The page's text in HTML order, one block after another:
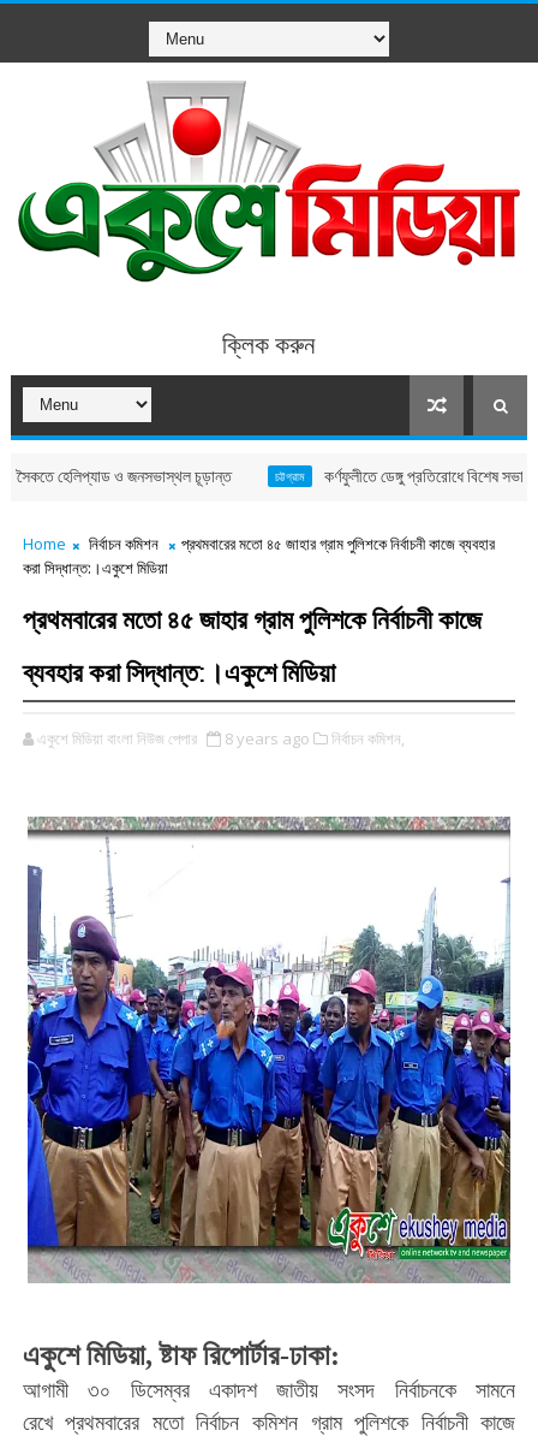
ক্লিক করুন
হেলিপ্যাড ও জনসভাস্থল চূড়ান্ত চট্টগ্রাম কর্ণফুলীতে ডেঙ্গু প্রতিরোধে বিশেষ সভা,
Home নির্বাচন কমিশন
প্রথমবারের মতো ৪৫ জাহার গ্রাম পুলিশকে নির্বাচনী কাজে ব্যবহার
করা সিদ্ধান্ত:।একুশে মিডিয়া
প্রথমবারের মতো ৪৫ জাহার গ্রাম পুলিশকে নির্বাচনী কাজে
ব্যবহার করা সিদ্ধান্ত:।একুশে মিডিয়া
একুশে মিডিয়া বাংলা নিউজ পেপার 8 years ago নির্বাচন কমিশন,
একুশে মিডিয়া, ষ্টাফ রিপোর্টার-ঢাকা:
আগামী ৩০ ডিসেম্বর একাদশ জাতীয় সংসদ নির্বাচনকে সামনে
রেখেপ্রথমবারের মতো নির্বাচন কমিশন গ্রাম পুলিশকে নির্বাচনী কাজে